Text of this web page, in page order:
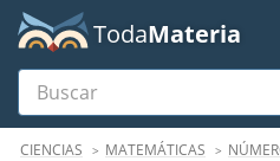
TodaMateria
Buscar
MenúCIENCIAS MATEMÁTICAS